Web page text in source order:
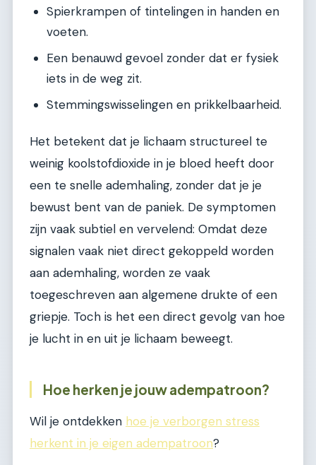
Spierkrampen of tintelingen in handen en
voeten.
Een benauwd gevoel zonder dat er fysiek
iets in de weg zit.
Stemmingswisselingen en prikkelbaarheid.
Het betekent dat je lichaam structureel te
weinig koolstofdioxide in je bloed heeft door
een te snelle ademhaling, zonder dat je je
bewust bent van de paniek. De symptomen
zijn vaak subtiel en vervelend: Omdat deze
signalen vaak niet direct gekoppeld worden
aan ademhaling, worden ze vaak
toegeschreven aan algemene drukte of een
griepje. Toch is het een direct gevolg van hoe
je lucht in en uit je lichaam beweegt.
Hoe herken je jouw adempatroon?
Wil je ontdekken hoe je verborgen stress
herkent in je eigen adempatroon?